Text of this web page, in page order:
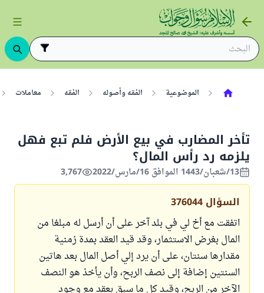
الموضوعية الفقه وأصوله الفقه معاملات
تأخر المضارب في بيع الأرض فلم تبع فهل
يلزمه رد رأس المال؟
13/شعبان/1443 الموافق 16/مارس/2022 3,767
السؤال 376044
اتفقت مع أخ لي في بلد آخر على أن أرسل له مبلغا من
المال بغرض الاستثمار، وقد قيد العقد بمدة زمنية
مقدارها سنتان، على أن يرد إلي أصل المال بعد هاتين
السنتين إضافة إلى نصف الربح، وأن يأخذ هو النصف
الآخر من الربح، وقيد كل ما سبق بعقد مع وجود